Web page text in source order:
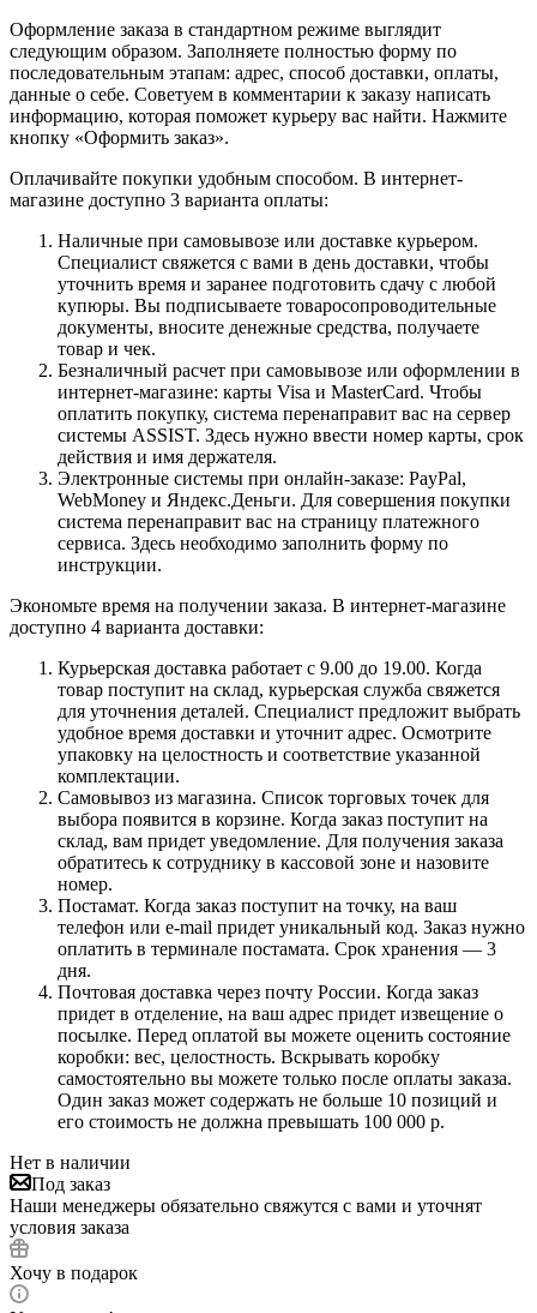
Оформление заказа в стандартном режиме выглядит
следующим образом. Заполняете полностью форму по
последовательным этапам: адрес, способ доставки, оплаты,
данные о себе. Советуем в комментарии к заказу написать
информацию, которая поможет курьеру вас найти. Нажмите
кнопку «Оформить заказ».
Оплачивайте покупки удобным способом. В интернет-
магазине доступно 3 варианта оплаты:
Наличные при самовывозе или доставке курьером.
Специалист свяжется с вами в день доставки, чтобы
уточнить время и заранее подготовить сдачу с любой
купюры. Вы подписываете товаросопроводительные
документы, вносите денежные средства, получаете
товар и чек.
Безналичный расчет при самовывозе или оформлении в
интернет-магазине: карты Visa и MasterCard. Чтобы
оплатить покупку, система перенаправит вас на сервер
системы ASSIST. Здесь нужно ввести номер карты, срок
действия и имя держателя.
Электронные системы при онлайн-заказе: PayPal,
WebMoney и Яндекс.Деньги. Для совершения покупки
система перенаправит вас на страницу платежного
сервиса. Здесь необходимо заполнить форму по
инструкции.
Экономьте время на получении заказа. В интернет-магазине
доступно 4 варианта доставки:
Курьерская доставка работает с 9.00 до 19.00. Когда
товар поступит на склад, курьерская служба свяжется
для уточнения деталей. Специалист предложит выбрать
удобное время доставки и уточнит адрес. Осмотрите
упаковку на целостность и соответствие указанной
комплектации.
Самовывоз из магазина. Список торговых точек для
выбора появится в корзине. Когда заказ поступит на
склад, вам придет уведомление. Для получения заказа
обратитесь к сотруднику в кассовой зоне и назовите
номер.
Постамат. Когда заказ поступит на точку, на ваш
телефон или e-mail придет уникальный код. Заказ нужно
оплатить в терминале постамата. Срок хранения — 3
дня.
Почтовая доставка через почту России. Когда заказ
придет в отделение, на ваш адрес придет извещение о
посылке. Перед оплатой вы можете оценить состояние
коробки: вес, целостность. Вскрывать коробку
самостоятельно вы можете только после оплаты заказа.
Один заказ может содержать не больше 10 позиций и
его стоимость не должна превышать 100 000 р.
Нет в наличии
Под заказ
Наши менеджеры обязательно свяжутся с вами и уточнят
условия заказа
Хочу в подарок